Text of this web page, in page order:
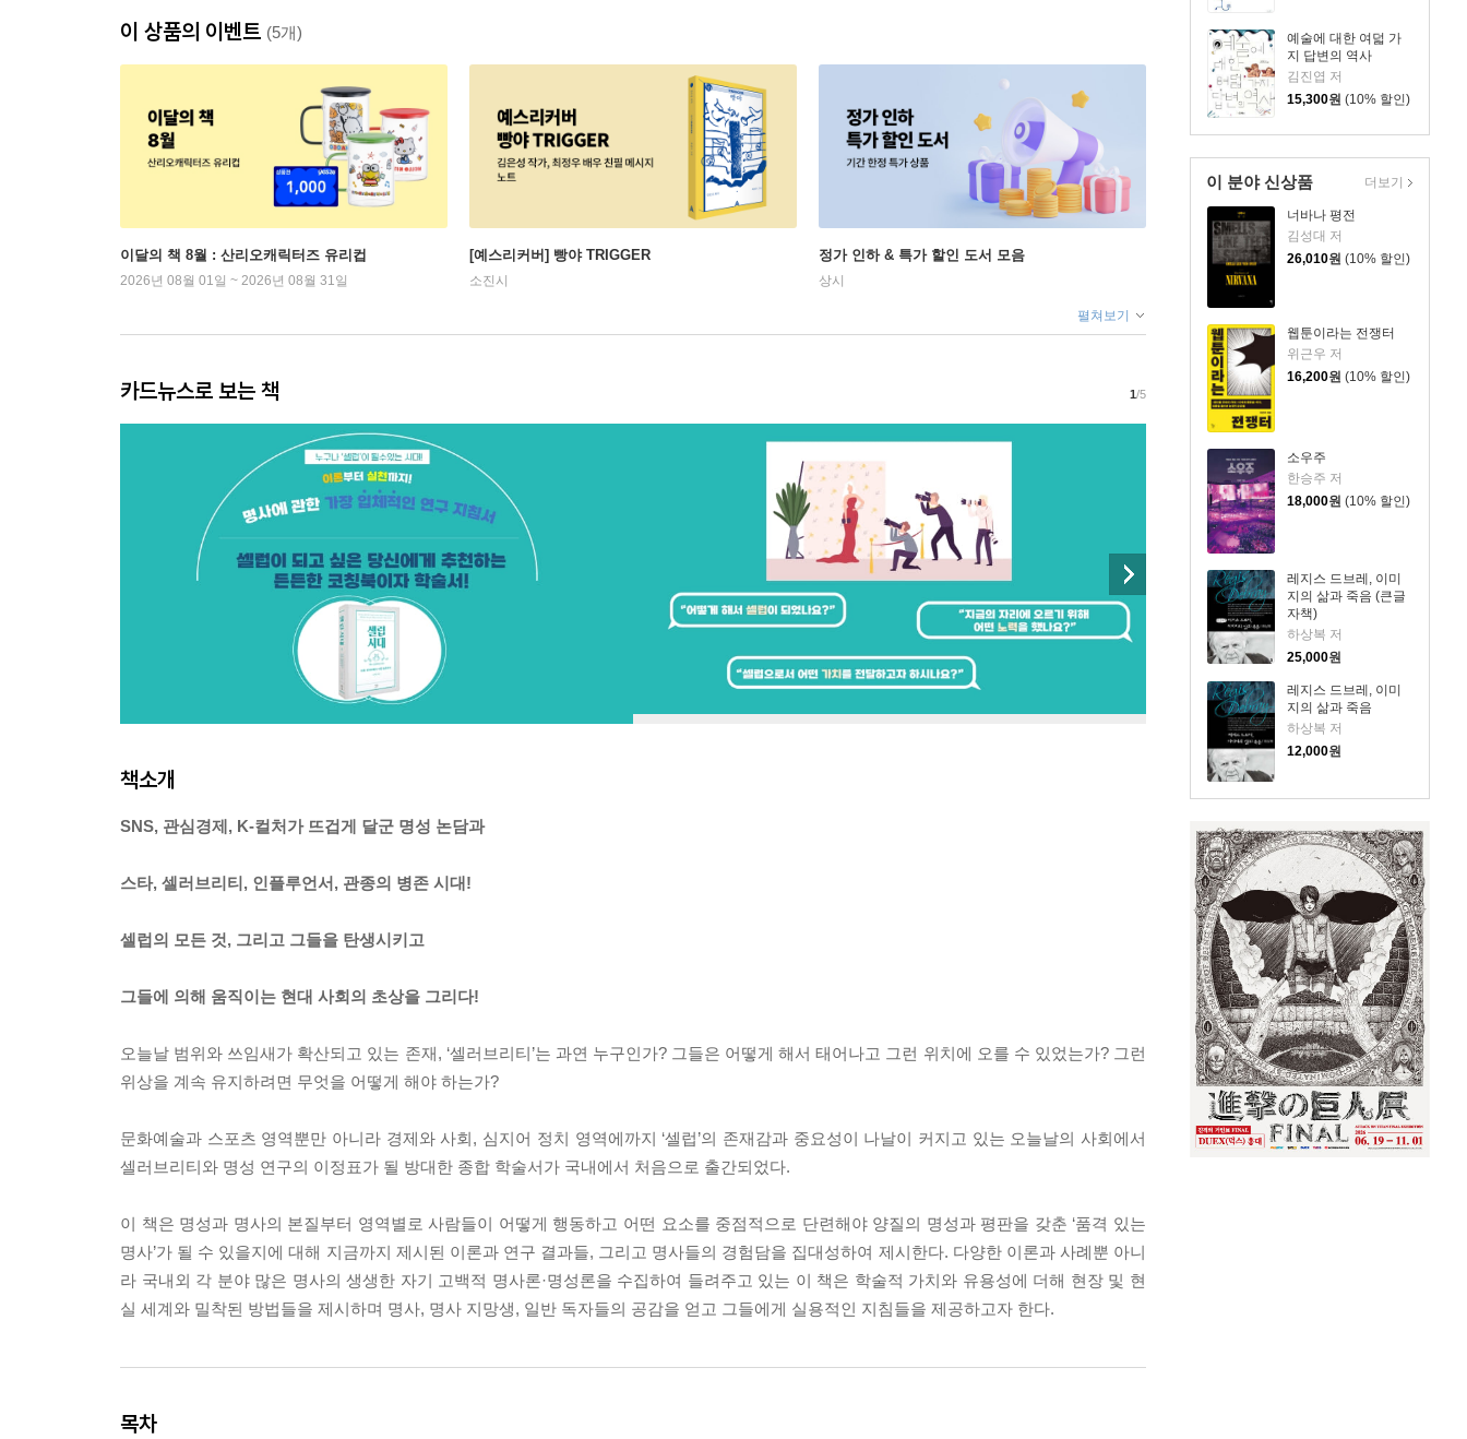
예술에 대한 여덟 가
지 답변의 역사
김진엽 저
15,300원 (10% 할인)
이 분야 신상품
너바나 평전
김성대 저
26,010원 (10% 할인)
웹툰이라는 전쟁터
위근우 저
16,200원 (10% 할인)
소우주
한승주 저
18,000원 (10% 할인)
레지스 드브레, 이미
지의 삶과 죽음 (큰글
자책)
하상복 저
25,000원
레지스 드브레, 이미
지의 삶과 죽음
하상복 저
12,000원
더보기
이 상품의 이벤트 (5개)
이달의 책 8월 : 산리오캐릭터즈 유리컵
2026년 08월 01일 ~ 2026년 08월 31일
[예스리커버] 빵야 TRIGGER
소진시
정가 인하 & 특가 할인 도서 모음
상시
펼쳐보기
카드뉴스로 보는 책 1/5
책소개
SNS, 관심경제, K-컬처가 뜨겁게 달군 명성 논담과
스타, 셀러브리티, 인플루언서, 관종의 병존 시대!
셀럽의 모든 것, 그리고 그들을 탄생시키고
그들에 의해 움직이는 현대 사회의 초상을 그리다!
오늘날 범위와 쓰임새가 확산되고 있는 존재, ‘셀러브리티’는 과연 누구인가? 그들은 어떻게 해서 태어나고 그런 위치에 오를 수 있었는가? 그런
위상을 계속 유지하려면 무엇을 어떻게 해야 하는가?
문화예술과 스포츠 영역뿐만 아니라 경제와 사회, 심지어 정치 영역에까지 ‘셀럽’의 존재감과 중요성이 나날이 커지고 있는 오늘날의 사회에서
셀러브리티와 명성 연구의 이정표가 될 방대한 종합 학술서가 국내에서 처음으로 출간되었다.
이 책은 명성과 명사의 본질부터 영역별로 사람들이 어떻게 행동하고 어떤 요소를 중점적으로 단련해야 양질의 명성과 평판을 갖춘 ‘품격 있는
명사’가 될 수 있을지에 대해 지금까지 제시된 이론과 연구 결과들, 그리고 명사들의 경험담을 집대성하여 제시한다. 다양한 이론과 사례뿐 아니
라 국내외 각 분야 많은 명사의 생생한 자기 고백적 명사론·명성론을 수집하여 들려주고 있는 이 책은 학술적 가치와 유용성에 더해 현장 및 현
실 세계와 밀착된 방법들을 제시하며 명사, 명사 지망생, 일반 독자들의 공감을 얻고 그들에게 실용적인 지침들을 제공하고자 한다.
목차